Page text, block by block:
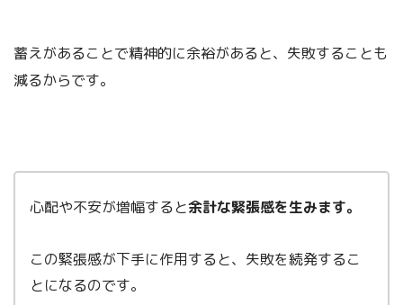
蓄えがあることで精神的に余裕があると、失敗することも
減るからです。
心配や不安が増幅すると余計な緊張感を生みます。
この緊張感が下手に作用すると、失敗を続発するこ
とになるのです。